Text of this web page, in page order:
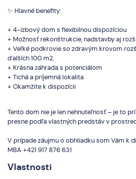
✨ Hlavné benefity:
+ 4-izbový dom s flexibilnou dispozíciou
+ Možnosť rekonštrukcie, nadstavby aj
+ Veľké podkrovie so zdravým krovom
ďalších 100 m2.
+ Krásna záhrada s potenciálom
+ Tichá a príjemná lokalita
+ Okamžite k dispozícii
Tento dom nie je len nehnuteľnosť – je to
presne podľa vlastných predstáv v
V prípade záujmu o obhliadku som Vám k
MBA +421 917 876 631
Vlastnosti